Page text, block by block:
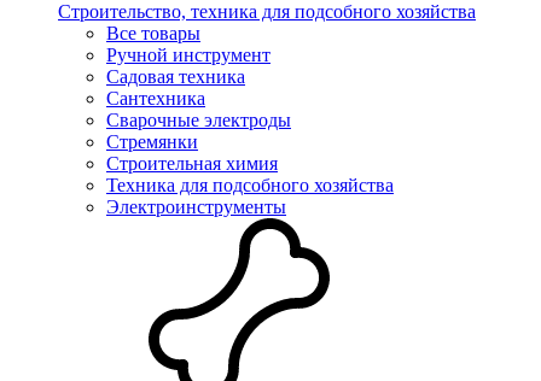
Строительство, техника для подсобного хозяйства
Все товары
Ручной инструмент
Садовая техника
Сантехника
Сварочные электроды
Стремянки
Строительная химия
Техника для подсобного хозяйства
Электроинструменты